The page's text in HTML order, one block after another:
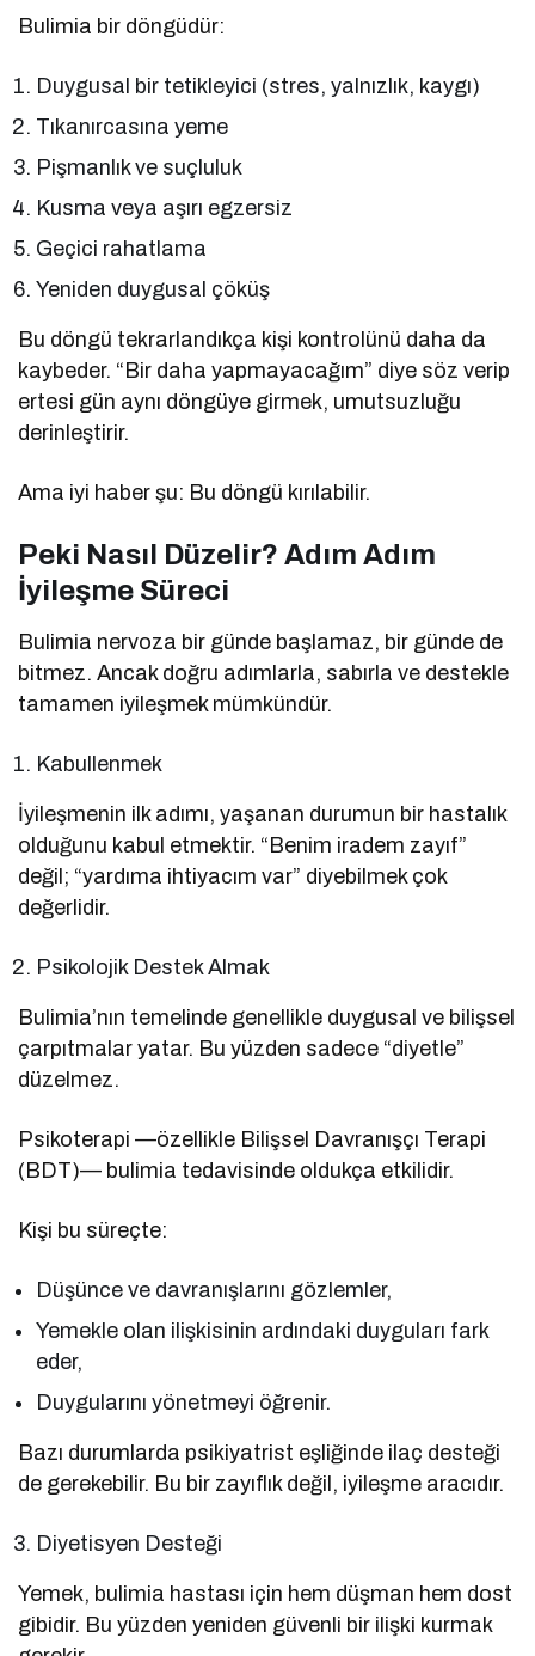
Bulimia bir döngüdür:
Duygusal bir tetikleyici (stres, yalnızlık, kaygı)
Tıkanırcasına yeme
Pişmanlık ve suçluluk
Kusma veya aşırı egzersiz
Geçici rahatlama
Yeniden duygusal çöküş
Bu döngü tekrarlandıkça kişi kontrolünü daha da
kaybeder. “Bir daha yapmayacağım” diye söz verip
ertesi gün aynı döngüye girmek, umutsuzluğu
derinleştirir.
Ama iyi haber şu: Bu döngü kırılabilir.
Peki Nasıl Düzelir? Adım Adım
İyileşme Süreci
Bulimia nervoza bir günde başlamaz, bir günde de
bitmez. Ancak doğru adımlarla, sabırla ve destekle
tamamen iyileşmek mümkündür.
Kabullenmek
İyileşmenin ilk adımı, yaşanan durumun bir hastalık
olduğunu kabul etmektir. “Benim iradem zayıf”
değil; “yardıma ihtiyacım var” diyebilmek çok
değerlidir.
Psikolojik Destek Almak
Bulimia’nın temelinde genellikle duygusal ve bilişsel
çarpıtmalar yatar. Bu yüzden sadece “diyetle”
düzelmez.
Psikoterapi —özellikle Bilişsel Davranışçı Terapi
(BDT)— bulimia tedavisinde oldukça etkilidir.
Kişi bu süreçte:
Düşünce ve davranışlarını gözlemler,
Yemekle olan ilişkisinin ardındaki duyguları fark
eder,
Duygularını yönetmeyi öğrenir.
Bazı durumlarda psikiyatrist eşliğinde ilaç desteği
de gerekebilir. Bu bir zayıflık değil, iyileşme aracıdır.
Diyetisyen Desteği
Yemek, bulimia hastası için hem düşman hem dost
gibidir. Bu yüzden yeniden güvenli bir ilişki kurmak